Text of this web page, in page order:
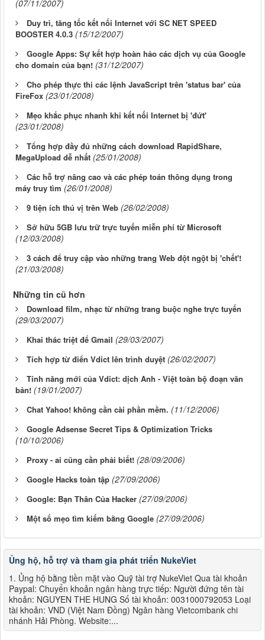
(07/11/2007)
Duy trì, tăng tốc kết nối Internet với SC NET SPEED
BOOSTER 4.0.3 (15/12/2007)
Google Apps: Sự kết hợp hoàn hảo các dịch vụ của Google
cho domain của bạn! (31/12/2007)
Cho phép thực thi các lệnh JavaScript trên 'status bar' của
FireFox (23/01/2008)
Mẹo khắc phục nhanh khi kết nối Internet bị 'đứt'
(23/01/2008)
Tổng hợp đầy đủ những cách download RapidShare,
MegaUpload dễ nhất (25/01/2008)
Các hỗ trợ nâng cao và các phép toán thông dụng trong
máy truy tìm (26/01/2008)
9 tiện ích thú vị trên Web (26/02/2008)
Sở hữu 5GB lưu trữ trực tuyến miễn phí từ Microsoft
(12/03/2008)
3 cách để truy cập vào những trang Web đột ngột bị 'chết'!
(21/03/2008)
Những tin cũ hơn
Download film, nhạc từ những trang buộc nghe trực tuyến
(29/03/2007)
Khai thác triệt để Gmail (29/03/2007)
Tích hợp từ điển Vdict lên trình duyệt (26/02/2007)
Tính năng mới của Vdict: dịch Anh - Việt toàn bộ đoạn văn
bản! (19/01/2007)
Chat Yahoo! không cần cài phần mềm. (11/12/2006)
Google Adsense Secret Tips & Optimization Tricks
(10/10/2006)
Proxy - ai cũng cần phải biết! (28/09/2006)
Google Hacks toàn tập (27/09/2006)
Google: Bạn Thân Của Hacker (27/09/2006)
Một số mẹo tìm kiếm bằng Google (27/09/2006)
Ủng hộ, hỗ trợ và tham gia phát triển NukeViet
1. Ủng hộ bằng tiền mặt vào Quỹ tài trợ NukeViet Qua tài khoản
Paypal: Chuyển khoản ngân hàng trực tiếp: Người đứng tên tài
khoản: NGUYEN THE HUNG Số tài khoản: 0031000792053 Loại
tài khoản: VND (Việt Nam Đồng) Ngân hàng Vietcombank chi
nhánh Hải Phòng. Website:...